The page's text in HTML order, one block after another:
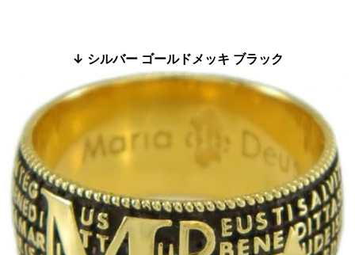
↓ シルバー ゴールドメッキ ブラック